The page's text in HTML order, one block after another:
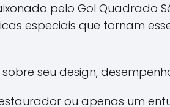
pelo Gol Quadrado
especiais que tornam
seu design,
ou apenas um